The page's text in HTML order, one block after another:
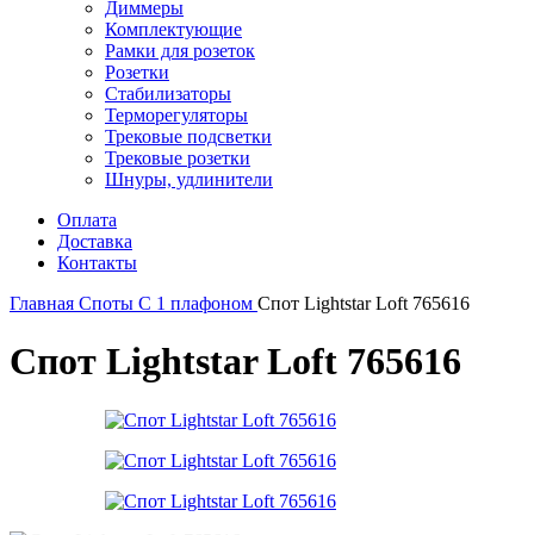
Диммеры
Комплектующие
Рамки для розеток
Розетки
Стабилизаторы
Терморегуляторы
Трековые подсветки
Трековые розетки
Шнуры, удлинители
Оплата
Доставка
Контакты
Главная Споты С 1 плафоном Спот Lightstar Loft 765616
Спот Lightstar Loft 765616